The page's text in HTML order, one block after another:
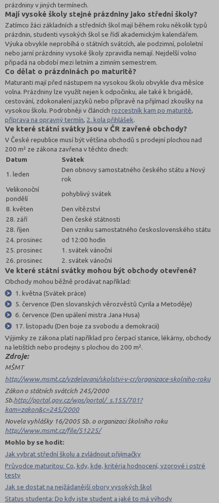
prázdniny v jiných termínech.
Mají vysoké školy stejné prázdniny jako střední školy?
Zatímco žáci základních a středních škol mají během roku několik typů
prázdnin, studenti vysokých škol se řídí akademickým kalendářem.
Výuka obvykle neprobíhá o státních svátcích, ale podzimní, pololetní
nebo jarní prázdniny vysoké školy zpravidla nemají. Nejdelší volno
připadá na období mezi letním a zimním semestrem.
Co dělat o prázdninách po maturitě?
Maturanti mají před nástupem na vysokou školu obvykle dva měsíce
volna. Prázdniny lze využít nejen k odpočinku, ale také k brigádě,
cestování, zdokonalení jazyků nebo přípravě na přijímací zkoušky na
vysokou školu. Podrobněji v článcíchrozcestník kam po maturitě,
příprava na opravný termín, 2. kola přihlášek.
Ve které státní svátky jsou v ČR zavřené obchody?
V České republice musí být většina obchodů s prodejní plochou nad
200 m² ze zákona zavřena v těchto dnech:
Datum
Svátek
1. leden
Den obnovy samostatného českého státu a Nový
rok
Velikonoční
pondělí
pohyblivý svátek
8. květen
Den vítězství
28. září
Den české státnosti
28. říjen
Den vzniku samostatného československého státu
24. prosinec
od 12:00 hodin
25. prosinec
1. svátek vánoční
26. prosinec
2. svátek vánoční
Ve které státní svátky mohou být obchody otevřené?
Obchody mohou běžně prodávat například:
1. května (Svátek práce)
5. července (Den slovanských věrozvěstů Cyrila a Metoděje)
6. července (Den upálení mistra Jana Husa)
17. listopadu (Den boje za svobodu a demokracii)
Výjimky ze zákona platí například pro čerpací stanice, lékárny, obchody
na letištích nebo prodejny s plochou do 200 m².
Zdroje:
MŠMT
http://www.msmt.cz/vzdelavani/skolstvi-v-cr/organizace-skolniho-roku
Zákon o státních svátcích 245/2000
Sb.http://portal.gov.cz/wps/portal/_s.155/701?
kam=zakon&c=245/2000
Novela vyhlášky 16/2005 Sb. o organizaci školního roku
http://www.msmt.cz/file/51225/
Mohlo by se hodit:
Jak vybrat střední školu a zvládnout přijímačky
Průvodce maturitou: Co, kdy, kde, kritéria hodnocení, vzorové i ostré
testy
Jak se dostat na nejžádanější obory vysokých škol
Status studenta: Do kdy jste student a jaké to má výhody